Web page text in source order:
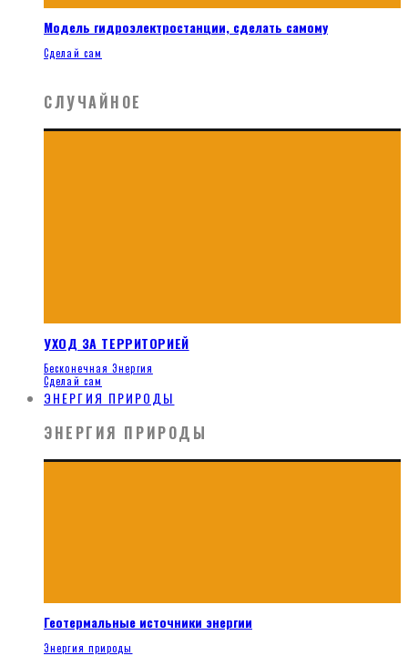
Модель гидроэлектростанции, сделать самому
Сделай сам
СЛУЧАЙНОЕ
УХОД ЗА ТЕРРИТОРИЕЙ
Бесконечная Энергия
Сделай сам
ЭНЕРГИЯ ПРИРОДЫ
ЭНЕРГИЯ ПРИРОДЫ
Геотермальные источники энергии
Энергия природы